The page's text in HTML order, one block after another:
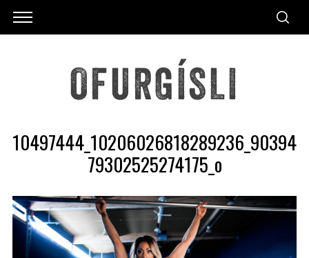
10497444_10206026818289236_90394
79302525274175_o